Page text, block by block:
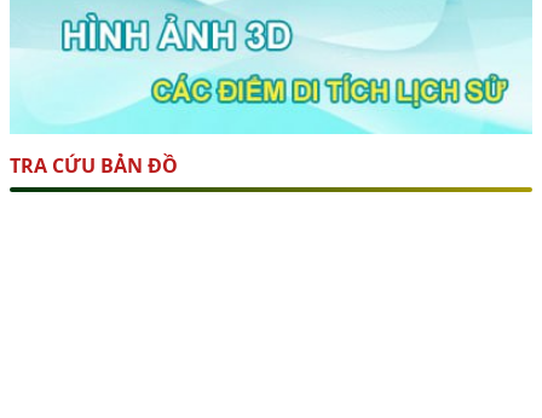
TRA CỨU BẢN ĐỒ